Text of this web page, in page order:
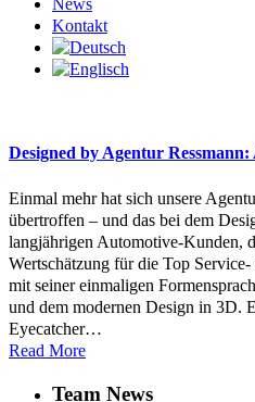
News
Kontakt
Designed by Agentur
Einmal mehr hat sich unsere
übertroffen – und das bei dem
langjährigen Automotive-Kunden,
Wertschätzung für die Top
mit seiner einmaligen
und dem modernen Design in 3D.
Eyecatcher…
Read More
Team News